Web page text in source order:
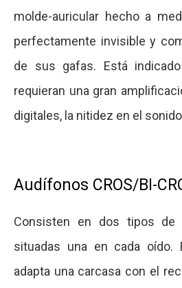
molde-auricular hecho a
perfectamente invisible y
de sus gafas. Está
requieran una gran
digitales, la nitidez en el
Audífonos CROS/BI-
Consisten en dos tipos de
situadas una en cada
adapta una carcasa con el